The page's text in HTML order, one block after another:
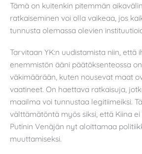
Tämä on kuitenkin pitemmän
ratkaiseminen voi olla vaikeaa, jos
tunnusta olemassa olevien
Tarvitaan YK:n uudistamista niin, että
enemmistön ääni päätöksenteossa
väkimäärään, kuten nousevat maat
vaatineet. On haettava ratkaisuja,
maailma voi tunnustaa legitiimeiksi.
välttämätöntä myös siksi, että Kiina
Putinin Venäjän nyt aloittamaa
muuttamiseksi.